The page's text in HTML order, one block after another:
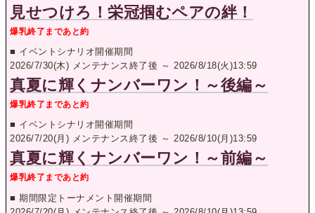
見せつけろ！栄冠掴むペアの絆！
爆乳終了まであと約
■ イベントシナリオ開催期間
2026/7/30(木) メンテナンス終了後 ～ 2026/8/18(火)13:59
真夏に輝くナンバーワン！～後編～
爆乳終了まであと約
■ イベントシナリオ開催期間
2026/7/20(月) メンテナンス終了後 ～ 2026/8/10(月)13:59
真夏に輝くナンバーワン！～前編～
爆乳終了まであと約
■ 期間限定トーナメント開催期間